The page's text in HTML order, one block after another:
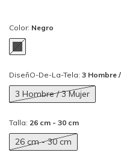
Color: Negro
DiseñO-De-La-Tela: 3 Hombre
3 Hombre / 3 Mujer
Talla: 26 cm - 30 cm
26 cm - 30 cm